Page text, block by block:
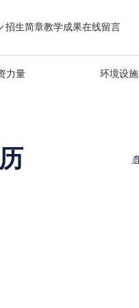
招生简章教学成果在线留言
力量 环境设施